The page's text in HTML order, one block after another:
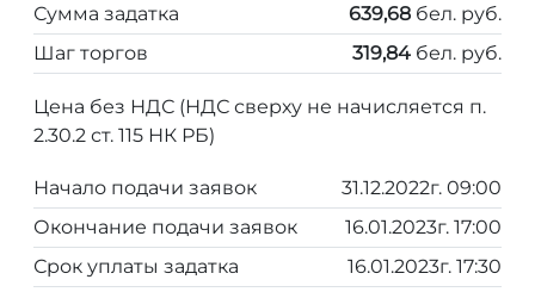
Сумма задатка
639,68 бел. руб.
Шаг торгов
319,84 бел. руб.
Цена без НДС (НДС сверху не начисляется п.
2.30.2 ст. 115 НК РБ)
Начало подачи заявок
31.12.2022г. 09:00
Окончание подачи заявок
16.01.2023г. 17:00
Срок уплаты задатка
16.01.2023г. 17:30